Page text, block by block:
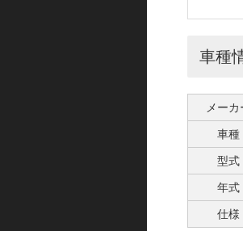
車種
メーカ
車種
型式
年式
仕様